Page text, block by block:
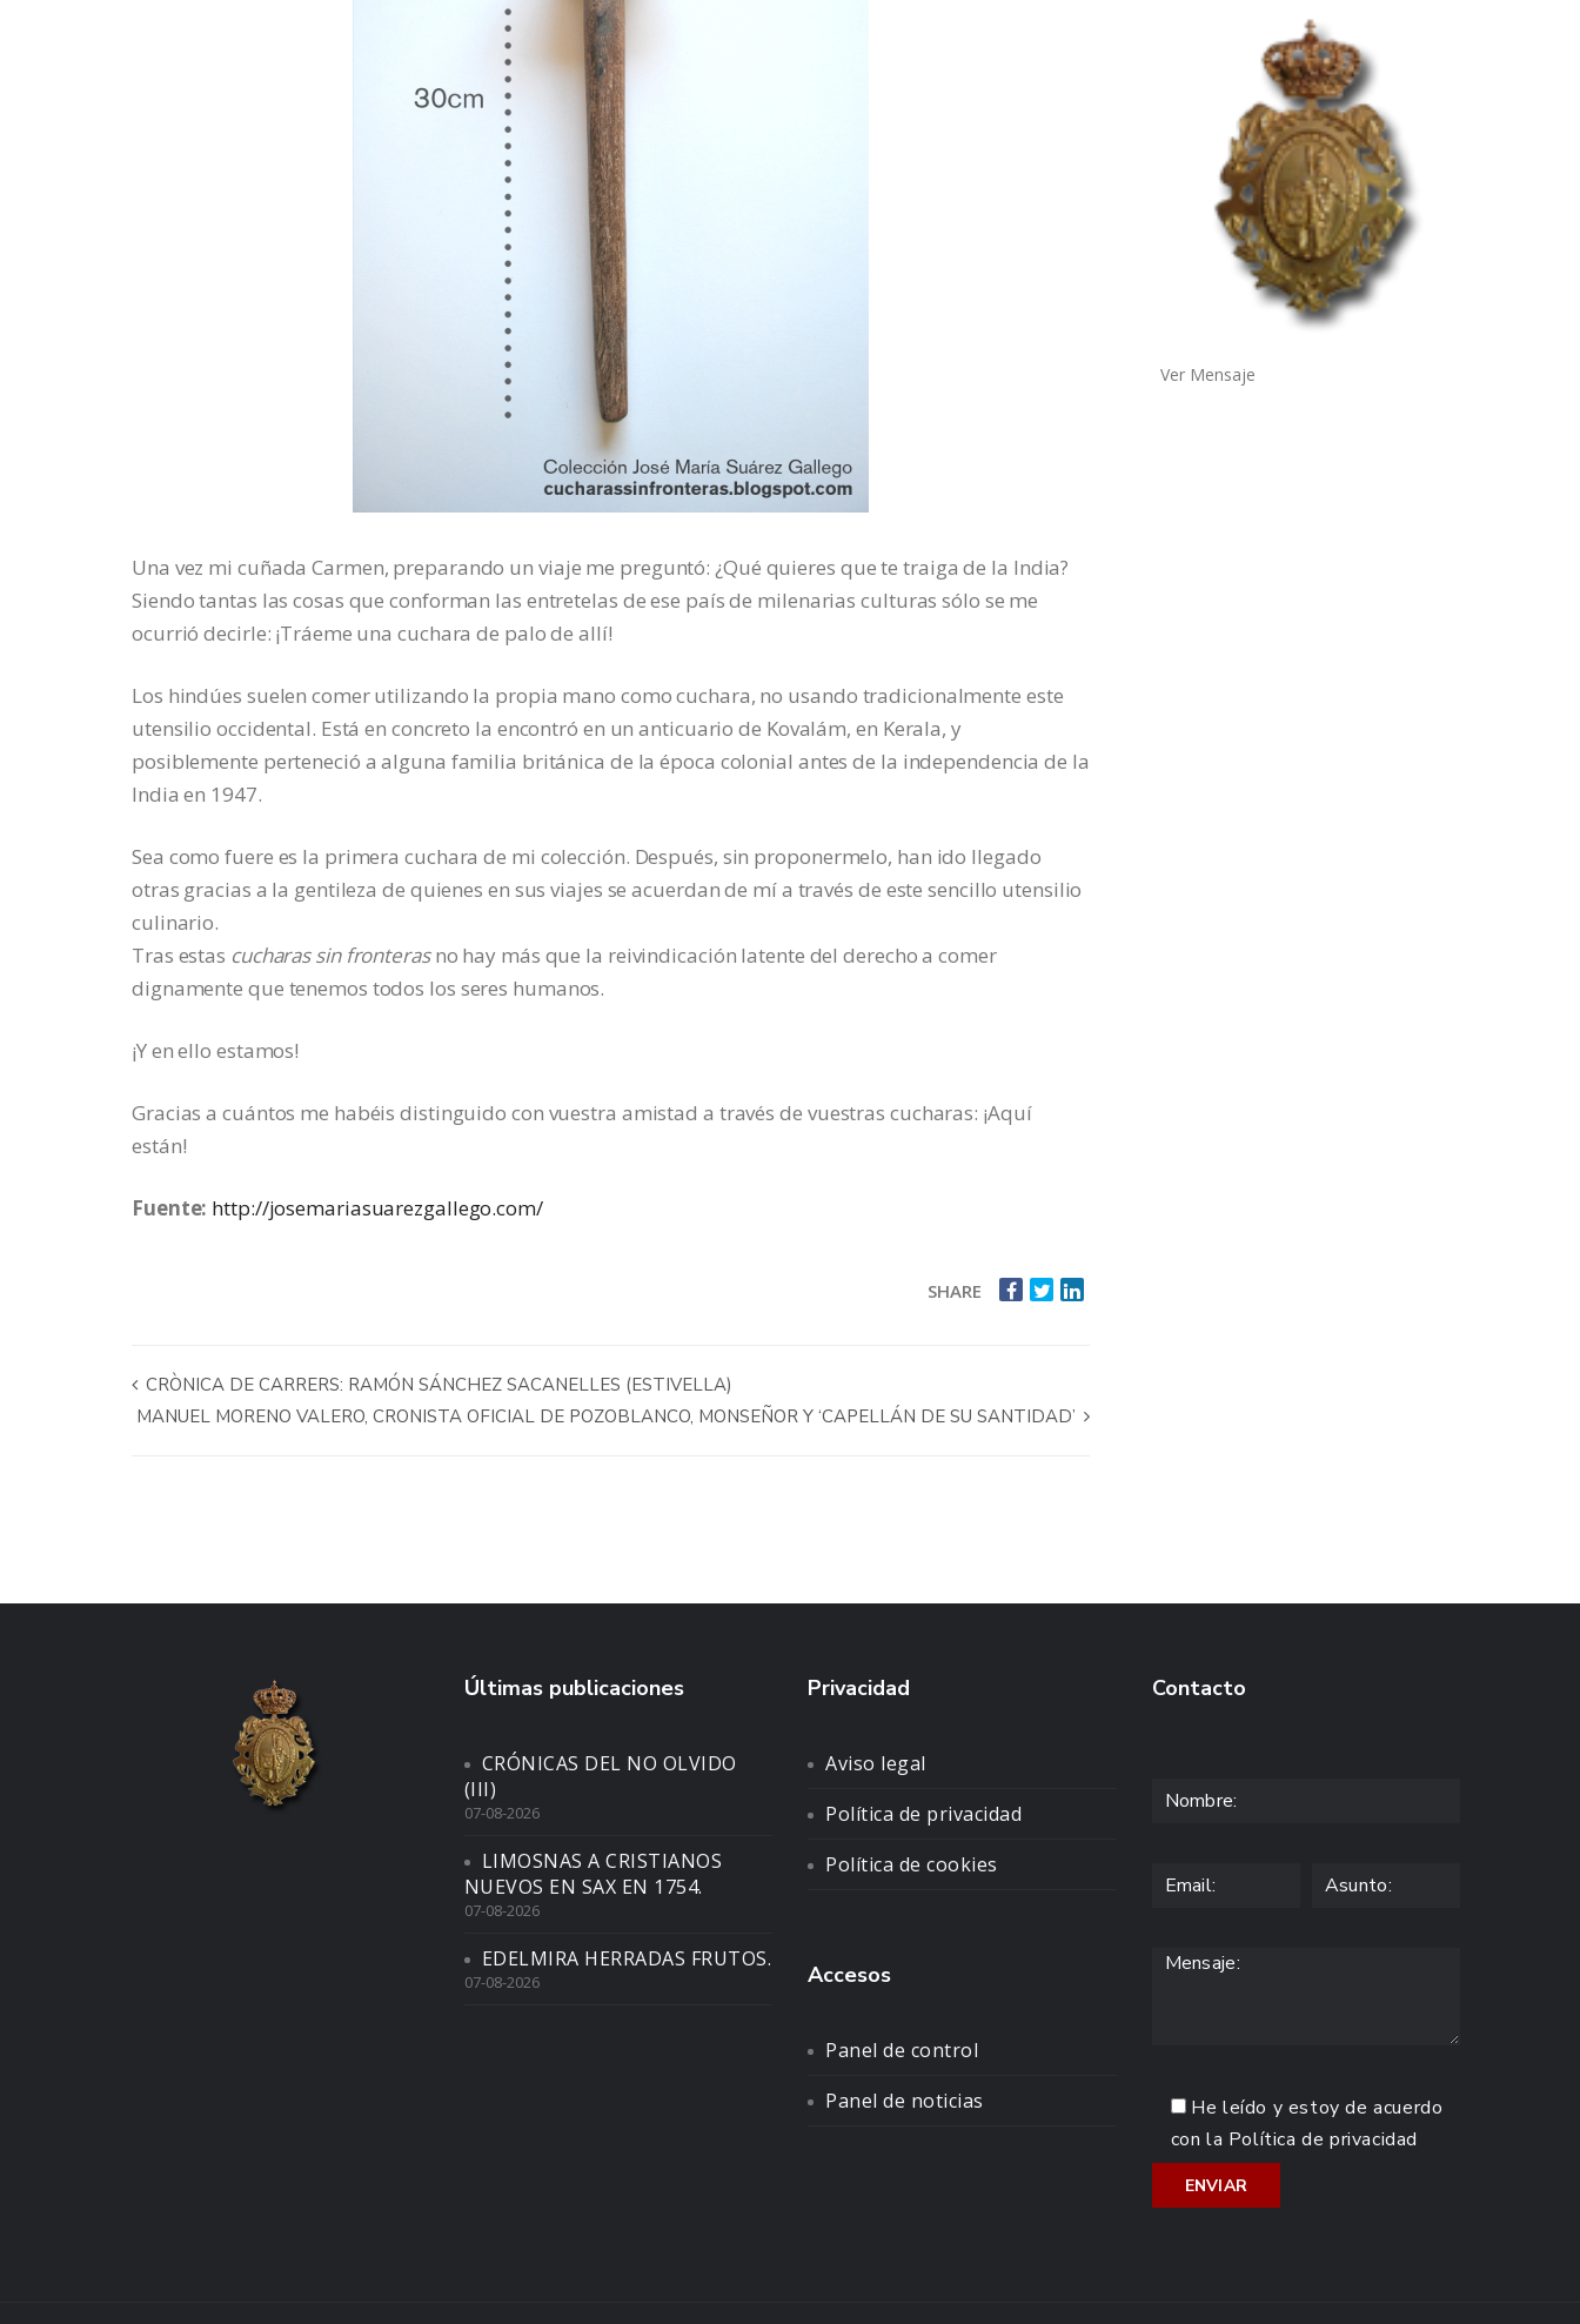
Una vez mi cuñada Carmen, preparando un viaje me preguntó: ¿Qué quieres que te traiga de la India?
Siendo tantas las cosas que conforman las entretelas de ese país de milenarias culturas sólo se me
ocurrió decirle: ¡Tráeme una cuchara de palo de allí!
Los hindúes suelen comer utilizando la propia mano como cuchara, no usando tradicionalmente este
utensilio occidental. Está en concreto la encontró en un anticuario de Kovalám, en Kerala, y
posiblemente perteneció a alguna familia británica de la época colonial antes de la independencia de la
India en 1947.
Sea como fuere es la primera cuchara de mi colección. Después, sin proponermelo, han ido llegado
otras gracias a la gentileza de quienes en sus viajes se acuerdan de mí a través de este sencillo utensilio
culinario.
Tras estas cucharas sin fronterasno hay más que la reivindicación latente del derecho a comer
dignamente que tenemos todos los seres humanos.
¡Y en ello estamos!
Gracias a cuántos me habéis distinguido con vuestra amistad a través de vuestras cucharas: ¡Aquí
están!
Fuente: http://josemariasuarezgallego.com/
SHARE
CRÒNICA DE CARRERS: RAMÓN SÁNCHEZ SACANELLES (ESTIVELLA)
MANUEL MORENO VALERO, CRONISTA OFICIAL DE POZOBLANCO, MONSEÑOR Y ‘CAPELLÁN DE SU SANTIDAD’
Ver Mensaje
Últimas publicaciones
CRÓNICAS DEL NO OLVIDO
(III)
07-08-2026
LIMOSNAS A CRISTIANOS
NUEVOS EN SAX EN 1754.
07-08-2026
EDELMIRA HERRADAS FRUTOS.
07-08-2026
Privacidad
Aviso legal
Política de privacidad
Política de cookies
Accesos
Panel de control
Panel de noticias
Contacto
He leído y estoy de acuerdo
con la Política de privacidad